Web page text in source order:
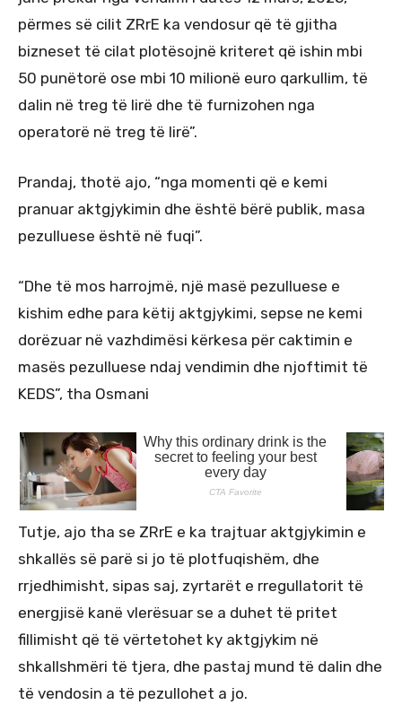
përmes së cilit ZRrE ka vendosur që të gjitha
bizneset të cilat plotësojnë kriteret që ishin mbi
50 punëtorë ose mbi 10 milionë euro qarkullim, të
dalin në treg të lirë dhe të furnizohen nga
operatorë në treg të lirë”.
Prandaj, thotë ajo, “nga momenti që e kemi
pranuar aktgjykimin dhe është bërë publik, masa
pezulluese është në fuqi”.
“Dhe të mos harrojmë, një masë pezulluese e
kishim edhe para këtij aktgjykimi, sepse ne kemi
dorëzuar në vazhdimësi kërkesa për caktimin e
masës pezulluese ndaj vendimin dhe njoftimit të
KEDS”, tha Osmani
Tutje, ajo tha se ZRrE e ka trajtuar aktgjykimin e
shkallës së parë si jo të plotfuqishëm, dhe
rrjedhimisht, sipas saj, zyrtarët e rregullatorit të
energjisë kanë vlerësuar se a duhet të pritet
fillimisht që të vërtetohet ky aktgjykim në
shkallshmëri të tjera, dhe pastaj mund të dalin dhe
të vendosin a të pezullohet a jo.